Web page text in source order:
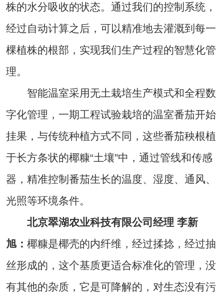
株的水分吸收的状态。通过我们的控制系统，
经过自动计算之后，可以精准地去灌溉到每一
棵植株的根部，实现我们生产过程的智慧化管
理。
智能温室采用无土栽培生产模式和全程数
字化管理，一期工程试验栽培的温室番茄开始
挂果，与传统种植方式不同，这些番茄秧根植
于长方条状的椰糠“土壤”中，通过管线和传感
器，精准控制番茄生长的温度、湿度、通风、
光照等环境条件。
北京翠湖农业科技有限公司经理 李新
旭： 椰糠是椰壳的内纤维，经过揉捻，经过抽
丝形成的，这个基质更适合标准化的管理，没
有其他的杂质，它是可降解的，对生态没有污